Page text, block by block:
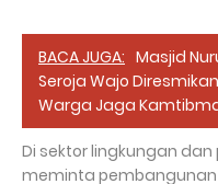
BACA JUGA: Masjid
Seroja Wajo
Warga Jaga
Di sektor lingkungan
meminta